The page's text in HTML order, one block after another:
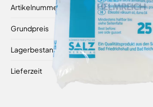
Artikelnummer 22442-40
Grundpreis 0,76 € / 1
Lagerbestand Auf Lager
Lieferzeit